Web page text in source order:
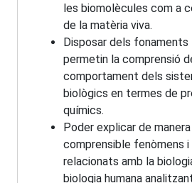
les biomolècules com a
de la matèria viva.
Disposar dels
permetin la comprensió
comportament dels
biològics en termes de
químics.
Poder explicar de manera
comprensible fenòmens
relacionats amb la
biologia humana